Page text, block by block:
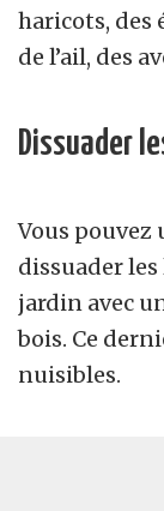
haricots, des
de l’ail, des
Dissuader
Vous pouvez
dissuader
jardin avec
bois. Ce
nuisibles.